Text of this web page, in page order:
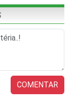
COMENTAR